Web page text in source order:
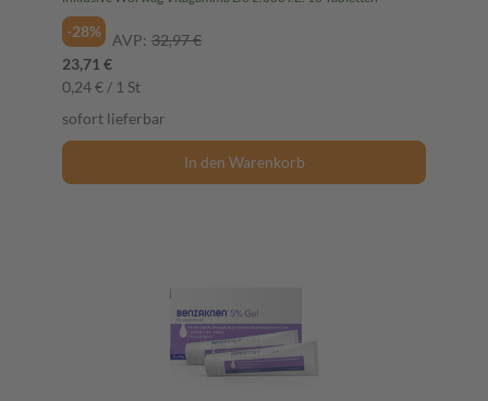
-28% AVP: 32,97 €
23,71 €
0,24 € / 1 St
sofort lieferbar
In den Warenkorb